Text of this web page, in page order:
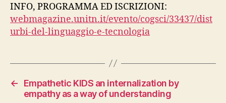
INFO, PROGRAMMA ED ISCRIZIONI:
webmagazine.unitn.it/evento/cogsci/33437/dist
urbi-del-linguaggio-e-tecnologia
←
Empathetic KIDS an internalization by
empathy as a way of understanding